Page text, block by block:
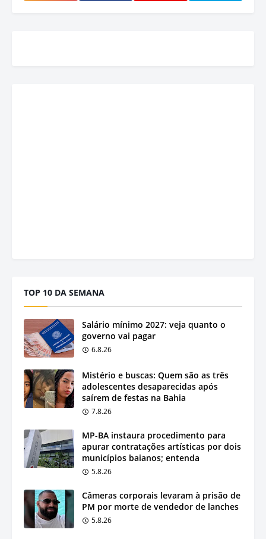
TOP 10 DA SEMANA
Salário mínimo 2027: veja quanto o
governo vai pagar
6.8.26
Mistério e buscas: Quem são as três
adolescentes desaparecidas após
saírem de festas na Bahia
7.8.26
MP-BA instaura procedimento para
apurar contratações artísticas por dois
municípios baianos; entenda
5.8.26
Câmeras corporais levaram à prisão de
PM por morte de vendedor de lanches
5.8.26